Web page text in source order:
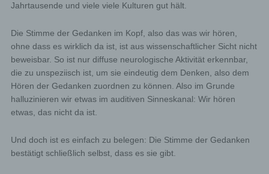
Jahrtausende und viele viele Kulturen gut hält.
Die Stimme der Gedanken im Kopf, also das was wir hören,
ohne dass es wirklich da ist, ist aus wissenschaftlicher Sicht nicht
beweisbar. So ist nur diffuse neurologische Aktivität erkennbar,
die zu unspeziisch ist, um sie eindeutig dem Denken, also dem
Hören der Gedanken zuordnen zu können. Also im Grunde
halluzinieren wir etwas im auditiven Sinneskanal: Wir hören
etwas, das nicht da ist.
Und doch ist es einfach zu belegen: Die Stimme der Gedanken
bestätigt schließlich selbst, dass es sie gibt.